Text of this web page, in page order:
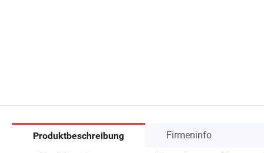
Produktbeschreibung Firmeninfo